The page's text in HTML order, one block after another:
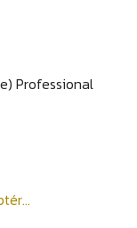
Professional